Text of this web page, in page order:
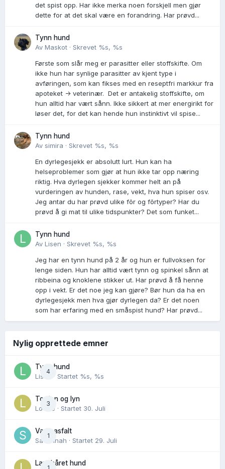
det spist opp. Har ikke merka noen forskjell men gjør
dette for at det skal være en forandring. Har prøvd...
Tynn hund
Av Maskot · Skrevet %s, %s
Første som slår meg er parasitter eller stoffskifte. Om
ikke hun har synlige parasitter av kjent type i
avføringen, som kan fikses med en reseptfri markkur fra
apoteket -> veterinær. Det er antakelig stoffskifte, om
hun alltid har vært sånn. Ikke sikkert at mer energirikt for
løser det, for det kan hende hun instinktivt vil spise...
Tynn hund
Av simira · Skrevet %s, %s
En dyrlegesjekk er absolutt lurt. Hun kan ha
helseproblemer som gjør at hun ikke tar opp næring
riktig. Hva dyrlegen sjekker kommer helt an på
vurderingen av hunden, rase, vekt, hva hun spiser osv.
Jeg antar du har prøvd ulike fõr og fõrtyper? Har du
prøvd å gi mat til ulike tidspunkter? Det som funket...
Tynn hund
Av Lisen · Skrevet %s, %s
Jeg har en tynn hund på 2 år og hun er fullvoksen for
lenge siden. Hun har alltid vært tynn og spinkel sånn at
ribbeina og knoklene stikker ut. Har prøvd å få henne
opp i vekt. Er det noe jeg kan gjøre? Bør hun da ha en
dyrlegesjekk men hva gjør dyrlegen da? Er det noen
som har erfaring med en småspist hund? Har prøvd...
Nylig opprettede emner
4
Tynn hund
Lisen
· Startet %s, %s
3
Torden og lyn
Lovise · Startet 30. Juli
1
Varm asfalt
Savannah · Startet 29. Juli
Langhåret hund